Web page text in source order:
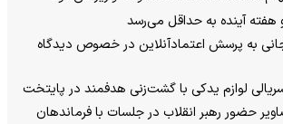
آینده به حداقل می‌رسد
به پرسش اعتمادآنلاین در خصوص دیدگاه
لوازم یدکی با گشت‌زنی هدفمند در پایتخت
حضور رهبر انقلاب در جلسات با فرماندهان